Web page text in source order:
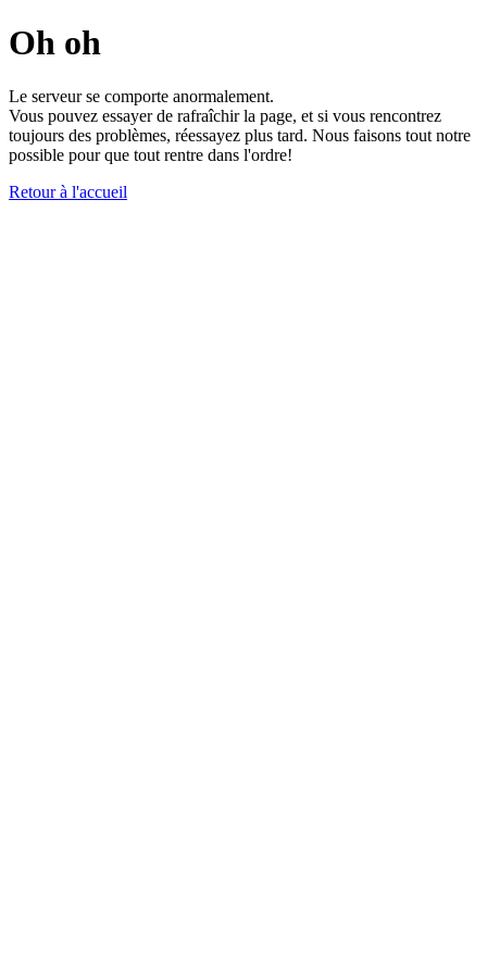
Oh oh
Le serveur se comporte anormalement.
Vous pouvez essayer de rafraîchir la page, et si vous rencontrez
toujours des problèmes, réessayez plus tard. Nous faisons tout notre
possible pour que tout rentre dans l'ordre!
Retour à l'accueil